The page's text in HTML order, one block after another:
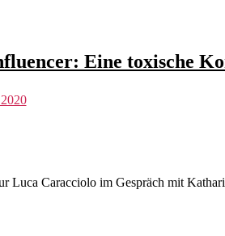
Eine toxische
Luca Caracciolo im Gespräch mit